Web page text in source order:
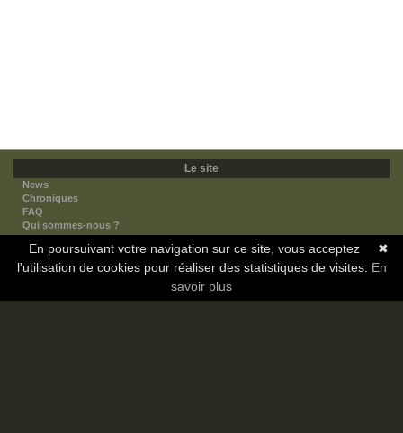
Le site
News
Chroniques
FAQ
Qui sommes-nous ?
Nos partenaires
Faites-nous connaitre
Nous contacter
✖
En poursuivant votre navigation sur ce site, vous acceptez
l'utilisation de cookies pour réaliser des statistiques de visites. En
savoir plus